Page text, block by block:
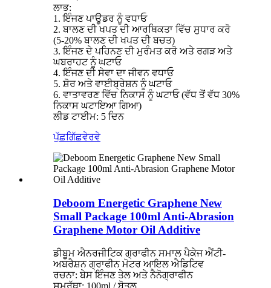
ਲਾਭ:
1. ਇੰਜਣ ਪਾਊਡਰ ਨੂੰ ਵਧਾਓ
2. ਬਾਲਣ ਦੀ ਖਪਤ ਦੀ ਆਰਥਿਕਤਾ ਵਿੱਚ ਸੁਧਾਰ ਕਰੋ
(5-20% ਬਾਲਣ ਦੀ ਖਪਤ ਦੀ ਬਚਤ)
3. ਇੰਜਣ ਦੇ ਪਹਿਨਣ ਦੀ ਮੁਰੰਮਤ ਕਰੋ ਅਤੇ ਰਗੜ ਅਤੇ
ਘਬਰਾਹਟ ਨੂੰ ਘਟਾਓ
4. ਇੰਜਣ ਦੀ ਸੇਵਾ ਦਾ ਜੀਵਨ ਵਧਾਓ
5. ਸ਼ੋਰ ਅਤੇ ਵਾਈਬ੍ਰੇਸ਼ਨ ਨੂੰ ਘਟਾਓ
6. ਵਾਤਾਵਰਣ ਵਿੱਚ ਨਿਕਾਸ ਨੂੰ ਘਟਾਓ (ਵੱਧ ਤੋਂ ਵੱਧ 30%
ਨਿਕਾਸ ਘਟਾਇਆ ਗਿਆ)
ਲੀਡ ਟਾਈਮ: 5 ਦਿਨ
ਪੁੱਛਗਿੱਛਵੇਰਵੇ
Deboom Energetic Graphene New
Small Package 100ml Anti-Abrasion
Graphene Motor Oil Additive
ਡੀਬੂਮ ਐਨਰਜੀਟਿਕ ਗ੍ਰਾਫੀਨ ਸਮਾਲ ਪੈਕੇਜ ਐਂਟੀ-
ਅਬਰੈਸ਼ਨ ਗ੍ਰਾਫੀਨ ਮੋਟਰ ਆਇਲ ਐਡਿਟਿਵ
ਰਚਨਾ: ਬੇਸ ਇੰਜਣ ਤੇਲ ਅਤੇ ਨੈਨੋਗ੍ਰਾਫੀਨ
ਸਮਰੱਥਾ: 100ml / ਬੋਤਲ